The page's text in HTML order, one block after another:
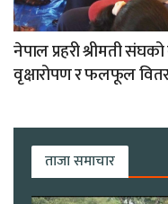
नेपाल प्रहरी श्रीमती
वृक्षारोपण र फलफूल
ताजा समाचार